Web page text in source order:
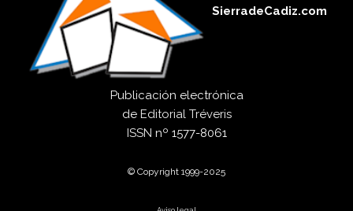
SierradeCadiz.com
Publicación electrónica
de Editorial Tréveris
ISSN nº 1577-8061
© Copyright 1999-2025